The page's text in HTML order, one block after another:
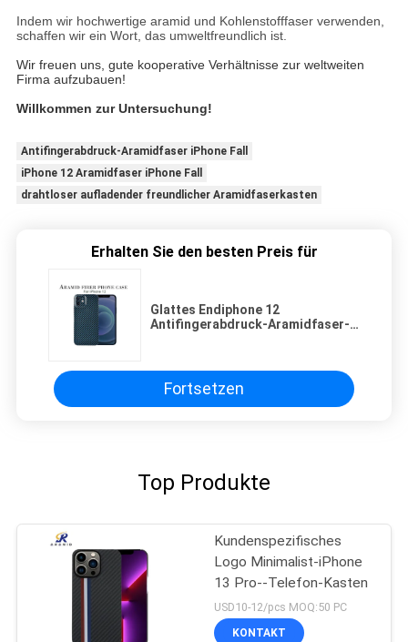
Indem wir hochwertige aramid und Kohlenstofffaser verwenden,
schaffen wir ein Wort, das umweltfreundlich ist.
Wir freuen uns, gute kooperative Verhältnisse zur weltweiten
Firma aufzubauen!
Willkommen zur Untersuchung!
Antifingerabdruck-Aramidfaser iPhone Fall
iPhone 12 Aramidfaser iPhone Fall
drahtloser aufladender freundlicher Aramidfaserkasten
Erhalten Sie den besten Preis für
Glattes Endiphone 12
Antifingerabdruck-Aramidfaser-
Fortsetzen
Top Produkte
Kundenspezifisches
Logo Minimalist-iPhone
13 Pro--Telefon-Kasten
USD10-12/pcs MOQ:50 PC
KONTAKT